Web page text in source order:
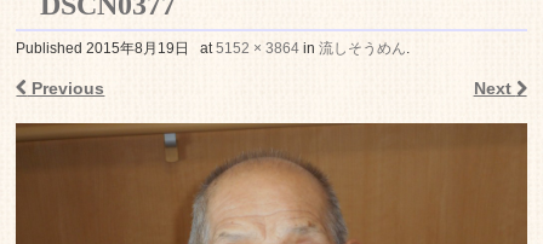
老人ホーム いこいの里
Published2015年8月19日 at5152 × 3864 in流しそうめん.
Previous Next